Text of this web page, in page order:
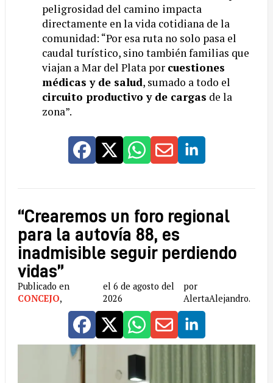
peligrosidad del camino impacta
directamente en la vida cotidiana de la
comunidad: “Por esa ruta no solo pasa el
caudal turístico, sino también familias que
viajan a Mar del Plata por cuestiones
médicas y de salud, sumado a todo el
circuito productivo y de cargas de la
zona”.
“Crearemos un foro regional
para la autovía 88, es
inadmisible seguir perdiendo
vidas”
Publicado en
CONCEJO,
el 6 de agosto del
2026
por
AlertaAlejandro.